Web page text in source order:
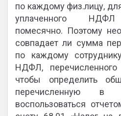
по каждому физ.лицу,
уплаченного НДФЛ
помесячно. Поэтому
совпадает ли сумма
по каждому
НДФЛ,
чтобы определить
перечисленную
воспользоваться